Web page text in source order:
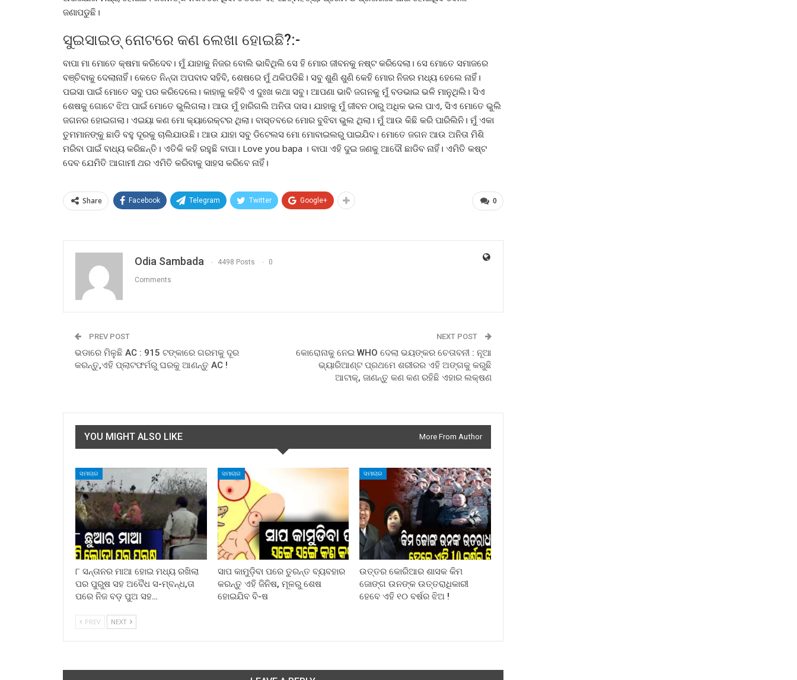
ଜଣାପଡୁଛି।
ସୁଇସାଇଡ୍ ନୋଟରେ କଣ ଲେଖା ହୋଇଛି?:-
ବାପା ମା ମୋତେ କ୍ଷମା କରିଦେବ। ମୁଁ ଯାହାକୁ ନିଜର ବୋଲି ଭାବିଥିଲି ସେ ହି ମୋର ଜୀବନକୁ ନଷ୍ଟ କରିଦେଲା। ସେ ମୋତେ ସମାଜରେ
ବଞ୍ଚିବାକୁ ଦେଲାନାହିଁ। କେତେ ନିନ୍ଦା ଅପବାଦ ସହିବି, ଶେଷରେ ମୁଁ ଥକିପଡିଛି। ସବୁ ଶୁଣି ଶୁଣି କେହି ମୋର ନିଜର ମଧ୍ୟ ହେଲେ ନାହିଁ।
ପଇସା ପାଇଁ ମୋତେ ସବୁ ପର କରିଦେଲେ। କାହାକୁ କହିବି ଏ ଦୁଃଖ କଥା ସବୁ। ଆପଣା ଭାବି ଜଗନକୁ ମୁଁ ବଡଭାଇ ଭଳି ମାନୁଥିଲି। ସିଏ
ଶେଷକୁ ଗୋଟେ ଝିଅ ପାଇଁ ମୋତେ ଭୁଲିଗଲା। ଆଉ ମୁଁ ହାରିଗଲି ଅନିତା ଦାସ। ଯାହାକୁ ମୁଁ ଜୀବନ ଠାରୁ ଅଧିକ ଭଲ ପାଏ, ସିଏ ମୋତେ ଭୁଲି
ଜଗନର ହୋଇଗଲା। ଏଇୟା କଣ ମୋ କ୍ୟାରେକ୍ଟର ଥିଲା। ବାସ୍ତବରେ ମୋର ବୁଝିବା ଭୁଲ ଥିଲା। ମୁଁ ଆଉ କିଛି କରି ପାରିଲିନି। ମୁଁ ଏକା
ତୁମମାନଙ୍କୁ ଛାଡି ବହୁ ଦୂରକୁ ଚାଲିଯାଉଛି। ଆଉ ଯାହା ସବୁ ଡିଟେଲସ ମୋ ମୋବାଇଲରୁ ପାଇଯିବ। ମୋତେ ଜଗନ ଆଉ ଅନିତା ମିଶି
ମରିବା ପାଇଁ ବାଧ୍ୟ କରିଛନ୍ତି। ଏତିକି କହି ରହୁଛି ବାପା। Love you bapa । ବାପା ଏହି ଦୁଇ ଜଣକୁ ଆଦୌ ଛାଡିବ ନାହିଁ। ଏମିତି କଷ୍ଟ
ଦେବ ଯେମିତି ଆଗାମୀ ଥର ଏମିତି କରିବାକୁ ସାହସ କରିବେ ନାହିଁ।
0
Share Facebook Telegram Twitter Google+
Odia Sambada 4498 Posts 0
Comments
PREV POST
ଭଡାରେ ମିଳୁଛି AC : 915 ଟଙ୍କାରେ ଗରମକୁ ଦୂର
କରନ୍ତୁ,ଏହି ପ୍ଲାଟଫର୍ମରୁ ଘରକୁ ଆଣନ୍ତୁ AC !
NEXT POST
କୋରୋନାକୁ ନେଇ WHO ଦେଲା ଭୟଙ୍କର ଚେତାବନୀ : ନୂଆ
ଭ୍ୟାରିଆଣ୍ଟ ପ୍ରଥମେ ଶରୀରର ଏହି ଅଙ୍ଗକୁ କରୁଛି
ଆଟାକ୍, ଜାଣନ୍ତୁ କଣ କଣ ରହିଛି ଏହାର ଲକ୍ଷଣ
YOU MIGHT ALSO LIKE More From Author
ସମାଚାର
୮ ସନ୍ତାନର ମାଆ ହୋଇ ମଧ୍ୟ ରଖିଲା
ପର ପୁରୁଷ ସହ ଅବୈଧ ସ-ମ୍ବନ୍ଧ,ତା
ପରେ ନିଜ ବଡ଼ ପୁଅ ସହ…
ସମାଚାର
ସାପ କାମୁଡ଼ିବା ପରେ ତୁରନ୍ତ ବ୍ୟବହାର
କରନ୍ତୁ ଏହି ଜିନିଷ, ମୂଳରୁ ଶେଷ
ହୋଇଯିବ ବି-ଷ
ସମାଚାର
ଉତ୍ତର କୋରିଆର ଶାସକ କିମ
ଜୋଙ୍ଗ ଉନଙ୍କ ଉତ୍ତରାଧିକାରୀ
ହେବେ ଏହି ୧୦ ବର୍ଷର ଝିଅ !
PREV NEXT